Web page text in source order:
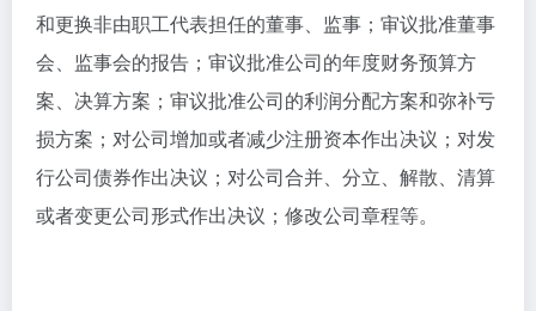
和更换非由职工代表担任的董事、监事；审议批准董事
会、监事会的报告；审议批准公司的年度财务预算方
案、决算方案；审议批准公司的利润分配方案和弥补亏
损方案；对公司增加或者减少注册资本作出决议；对发
行公司债券作出决议；对公司合并、分立、解散、清算
或者变更公司形式作出决议；修改公司章程等。